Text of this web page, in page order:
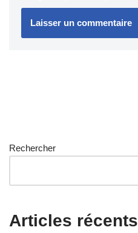
Rechercher
Articles récents